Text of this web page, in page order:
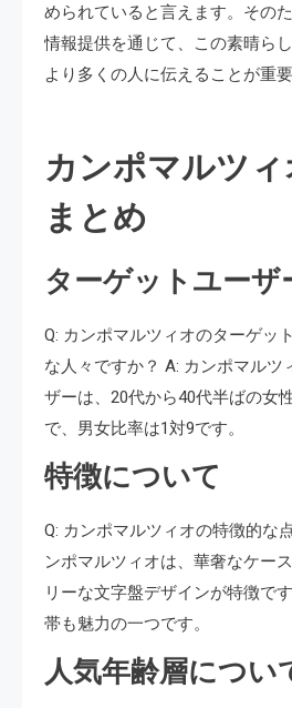
められていると言えます。その
情報提供を通じて、この素晴ら
より多くの人に伝えることが重要
カンポマルツ
まとめ
ターゲットユーザ
Q: カンポマルツィオのターゲッ
な人々ですか？ A: カンポマルツ
ザーは、20代から40代半ばの女
で、男女比率は1対9です。
特徴について
Q: カンポマルツィオの特徴的な
ンポマルツィオは、華奢なケー
リーな文字盤デザインが特徴で
帯も魅力の一つです。
人気年齢層につい